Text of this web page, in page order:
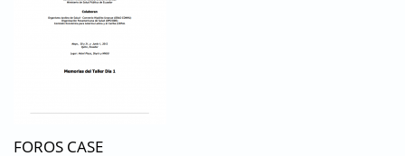
FOROS CASE